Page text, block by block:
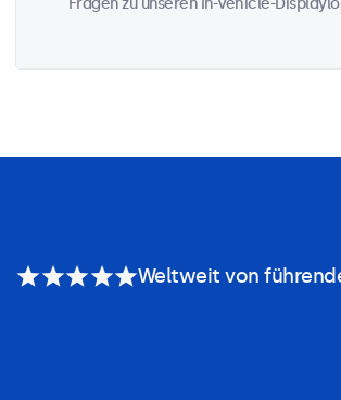
Fragen zu unseren In-Vehicle-
Weltweit von